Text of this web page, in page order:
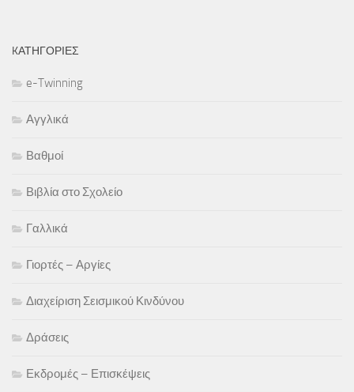
KΑΤΗΓΟΡΊΕΣ
e-Twinning
Αγγλικά
Βαθμοί
Βιβλία στο Σχολείο
Γαλλικά
Γιορτές – Αργίες
Διαχείριση Σεισμικού Κινδύνου
Δράσεις
Εκδρομές – Επισκέψεις